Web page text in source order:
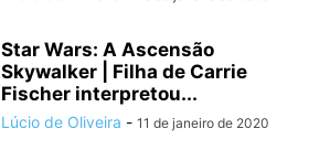
Star Wars: A Ascensão
Skywalker | Filha de Carrie
Fischer interpretou...
Lúcio de Oliveira - 11 de janeiro de 2020